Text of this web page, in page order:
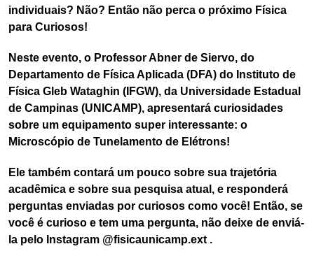
individuais? Não? Então não perca o próximo Física
para Curiosos!
Neste evento, o Professor Abner de Siervo, do
Departamento de Física Aplicada (DFA) do Instituto de
Física Gleb Wataghin (IFGW), da Universidade Estadual
de Campinas (UNICAMP), apresentará curiosidades
sobre um equipamento super interessante: o
Microscópio de Tunelamento de Elétrons!
Ele também contará um pouco sobre sua trajetória
acadêmica e sobre sua pesquisa atual, e responderá
perguntas enviadas por curiosos como você! Então, se
você é curioso e tem uma pergunta, não deixe de enviá-
la pelo Instagram @fisicaunicamp.ext .